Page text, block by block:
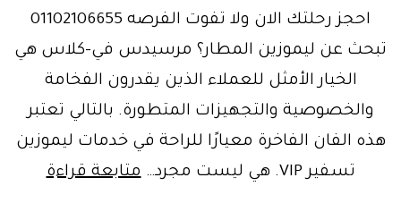
احجز رحلتك الان ولا تفوت الفرصه 01102106655
تبحث عن ليموزين المطار؟ مرسيدس في-كلاس هي
الخيار الأمثل للعملاء الذين يقدرون الفخامة
والخصوصية والتجهيزات المتطورة. بالتالي تعتبر
هذه الفان الفاخرة معيارًا للراحة في خدمات ليموزين
تسفير VIP. هي ليست مجرد…
متابعة قراءة